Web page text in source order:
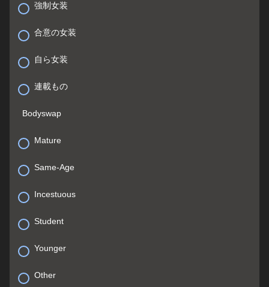
強制女装
合意の女装
自ら女装
連載もの
Bodyswap
Mature
Same-Age
Incestuous
Student
Younger
Other